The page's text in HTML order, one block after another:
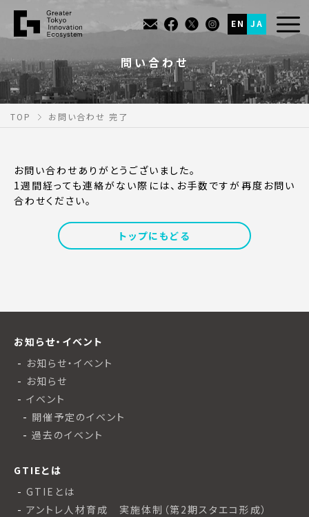
EN JA
問い合わせ
TOP お問い合わせ 完了
お問い合わせありがとうございました。
1週間経っても連絡がない際には、お手数ですが再度お問い
合わせください。
トップにもどる
お知らせ・イベント
お知らせ・イベント
お知らせ
イベント
開催予定のイベント
過去のイベント
GTIEとは
GTIEとは
アントレ人材育成 実施体制（第2期スタエコ形成）